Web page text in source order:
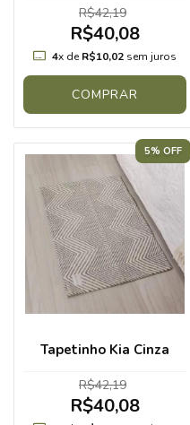
R$42,19
R$40,08
4x de R$10,02sem juros
COMPRAR
5% OFF
Tapetinho Kia Cinza
R$42,19
R$40,08